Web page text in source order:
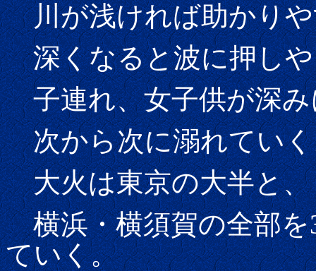
川が浅ければ助かりや
深くなると波に押しや
子連れ、女子供が深み
次から次に溺れてい
大火は東京の大半と、
横浜・横須賀の全部を
ていく。